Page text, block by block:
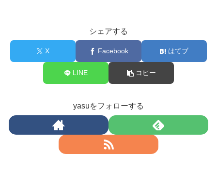
シェアする
X Facebook はてブ
LINE コピー
yasuをフォローする